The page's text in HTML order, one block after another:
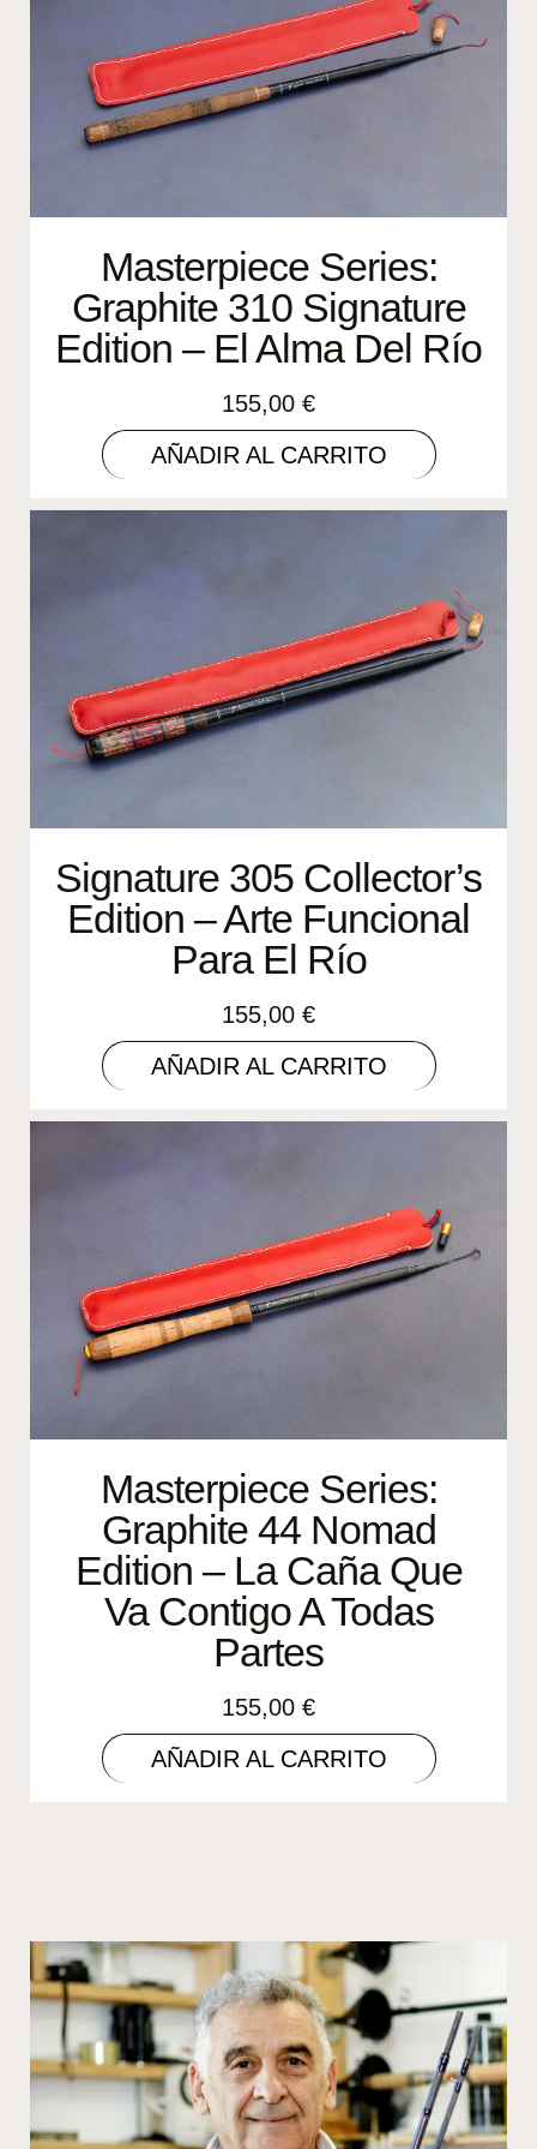
Masterpiece Series:
Graphite 310 Signature
Edition – El Alma Del Río
155,00 €
AÑADIR AL CARRITO
Signature 305 Collector’s
Edition – Arte Funcional
Para El Río
155,00 €
AÑADIR AL CARRITO
Masterpiece Series:
Graphite 44 Nomad
Edition – La Caña Que
Va Contigo A Todas
Partes
155,00 €
AÑADIR AL CARRITO